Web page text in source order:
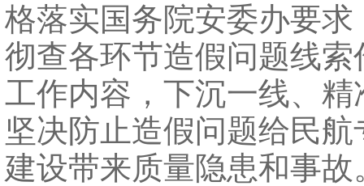
格落实国务院安委办要求
彻查各环节造假问题线索
工作内容，下沉一线、精
坚决防止造假问题给民航
建设带来质量隐患和事故